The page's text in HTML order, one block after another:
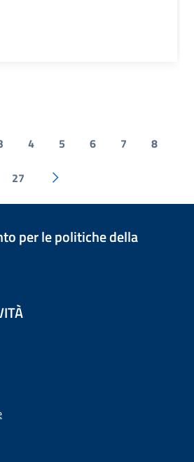
4 5 6 7 8
27
per le politiche della